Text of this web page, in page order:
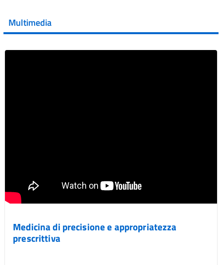
Vai al post →
Multimedia
Medicina di precisione e appropriatezza
prescrittiva